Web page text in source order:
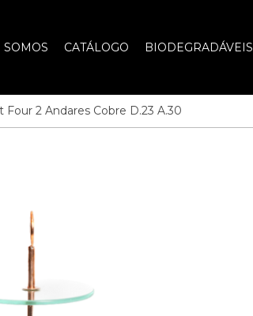
SOMOS CATÁLOGO BIODEGRADÁVEIS
Four 2 Andares Cobre D.23 A.30